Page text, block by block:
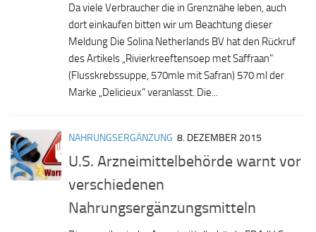
Da viele Verbraucher die in Grenznähe leben, auch
dort einkaufen bitten wir um Beachtung dieser
Meldung Die Solina Netherlands BV hat den Rückruf
des Artikels „Rivierkreeftensoep met Saffraan“
(Flusskrebssuppe, 570mle mit Safran) 570 ml der
Marke „Delicieux“ veranlasst. Die...
NAHRUNGSERGÄNZUNG 8. DEZEMBER 2015
U.S. Arzneimittelbehörde warnt vor
verschiedenen
Nahrungsergänzungsmitteln